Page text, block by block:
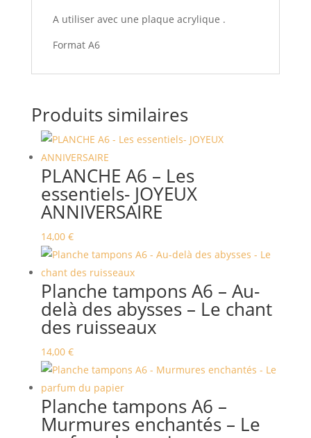
A utiliser avec une plaque acrylique .
Format A6
Produits similaires
PLANCHE A6 – Les
essentiels- JOYEUX
ANNIVERSAIRE
14,00 €
Planche tampons A6 – Au-
delà des abysses – Le chant
des ruisseaux
14,00 €
Planche tampons A6 –
Murmures enchantés – Le